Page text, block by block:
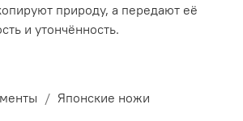
природу, а передают её
и утончённость.
Японские ножи